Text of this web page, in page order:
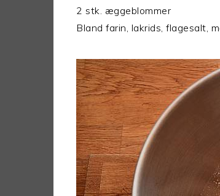
2 stk. æggeblommer
Bland farin, lakrids, flagesalt,